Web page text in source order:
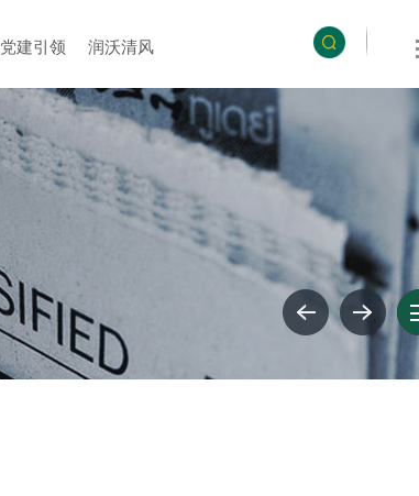
党建引领 润沃清风